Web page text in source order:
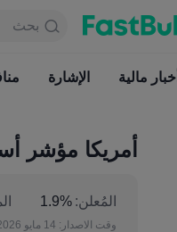
بحث
بحث
أخبار مالية الإشارة
أمريكا مؤشر
المُعلن: 1.9%
وقت الاصدار: 14 مايو 2026 ، 12:30